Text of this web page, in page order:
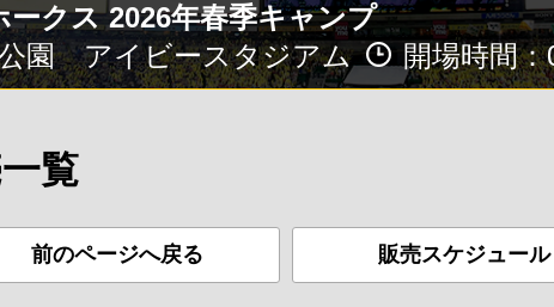
クス 2026年春季キャンプ
園 アイビースタジアム
開場時間
覧
前のページへ戻る 販売スケジュール